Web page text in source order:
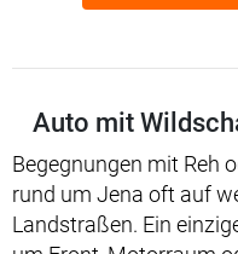
Auto mit
Begegnungen mit Reh
rund um Jena oft auf
Landstraßen. Ein